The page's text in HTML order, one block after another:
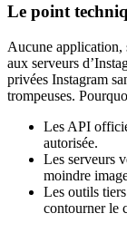
Le point
Aucune application,
aux serveurs
privées Instagram
trompeuses.
Les API
autorisée.
Les serveurs
moindre
Les outils
contourner le